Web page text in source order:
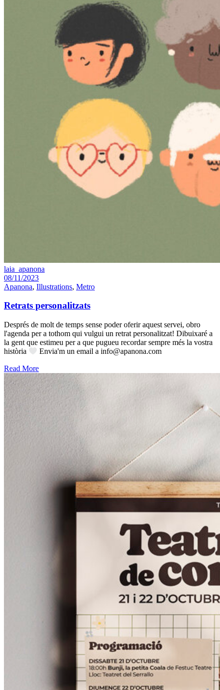
laia_apanona
08/11/2023
Apanona, Illustrations, Metro
Retrats personalitzats
Després de molt de temps sense poder oferir aquest servei, obro
l'agenda per a tothom qui vulgui un retrat personalitzat! Dibuixaré a
la gent que estimeu per a que pugueu recordar sempre més la vostra
història
Envia'm un email a info@apanona.com
Read More